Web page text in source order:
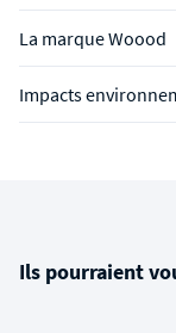
La marque Woood
Impacts
Ils pourraient